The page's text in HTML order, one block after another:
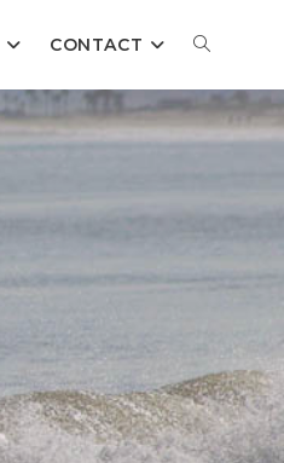
CONTACT TOGGLE
WEBSITE